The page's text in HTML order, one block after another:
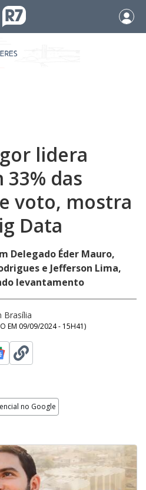
lidera
das
voto, mostra
Data
Delegado Éder Mauro,
e Jefferson Lima,
levantamento
Brasília
EM 09/09/2024 - 15H41)
no Google